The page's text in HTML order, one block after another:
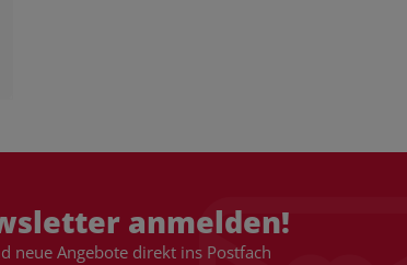
anmelden!
neue Angebote direkt ins Postfach